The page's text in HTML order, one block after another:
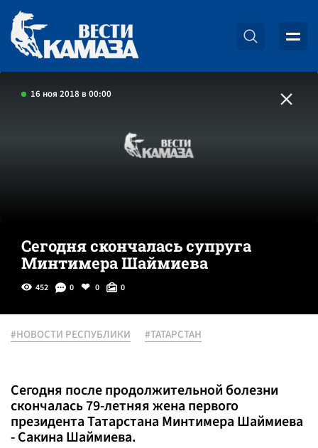
16 ноя 2018 в 00:00
Сегодня скончалась супруга
Минтимера Шаймиева
452 0 0 0
#НОВОСТИ РЕСПУБЛИКИ #ТАТАРСТАН
Сегодня после продолжительной болезни
скончалась 79-летняя жена первого
президента Татарстана Минтимера Шаймиева
- Сакина Шаймиева.